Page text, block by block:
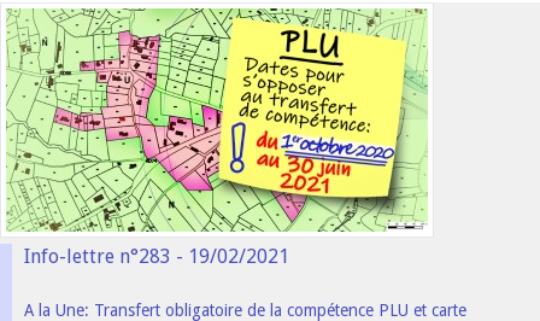
Info-lettre n°283 - 19/02/2021
A la Une: Transfert obligatoire de la compétence PLU et carte